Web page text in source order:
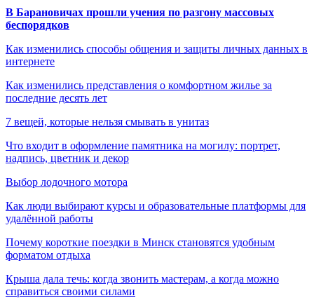
В Барановичах прошли учения по разгону массовых
беспорядков
Как изменились способы общения и защиты личных данных в
интернете
Как изменились представления о комфортном жилье за
последние десять лет
7 вещей, которые нельзя смывать в унитаз
Что входит в оформление памятника на могилу: портрет,
надпись, цветник и декор
Выбор лодочного мотора
Как люди выбирают курсы и образовательные платформы для
удалённой работы
Почему короткие поездки в Минск становятся удобным
форматом отдыха
Крыша дала течь: когда звонить мастерам, а когда можно
справиться своими силами